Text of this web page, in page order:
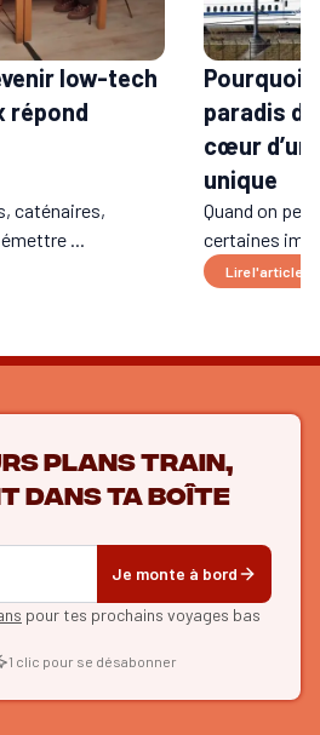
low-tech
répond
caténaires,
...
Pourquoi
paradis
cœur
unique
Quand on
certaines
Lire l'article
plans train,
dans ta boîte
Je monte à bord
pour tes prochains voyages bas
1 clic pour se désabonner